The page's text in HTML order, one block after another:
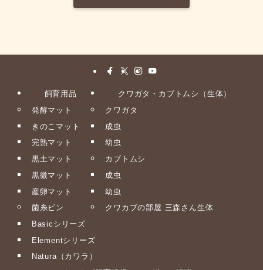
飼育用品
発酵マット
きのこマット
完熟マット
黒土マット
黒微マット
産卵マット
菌糸ビン
Basicシリーズ
Elementシリーズ
Natura（カワラ）
クワガタ・カブトムシ（生体）
クワガタ
成虫
幼虫
カブトムシ
成虫
幼虫
クワカブの部屋 三森さん生体